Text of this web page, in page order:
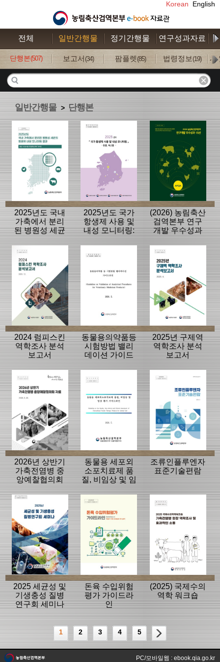
Korean English
전체 일반간행물 정기간행물 연구성과자료
단행본(507) 보고서 (34) 팜플렛 (85) 법령정보(19) 사
일반간행물 > 단행본
2025년도 국내
가축에서 분리
된 병원성 세균
모니터링 결과
2025년도 국가
항생제 사용 및
내성 모니터링:
(2026) 농림축산
검역본부 연구
개발 우수성과
2024 럼피스킨
역학조사 분석
보고서
동물용의약품등
시험방법 밸리
데이션 가이드
2025년 구제역
역학조사 분석
보고서
2026년 상반기
가축전염병 중
앙예찰협의회
동물용 세포외
소포치료제 품
질, 비임상 및 임
라인
조류인플루엔자
표준기술편람
2025 세균성 및
기생충성 질병
연구회 세미나
돈육 수입위험
평가 가이드라
인
(2025) 국제수의
역학 워크숍
1 2 3 4 5
PC/모바일웹 : ebook.qia.go.kr